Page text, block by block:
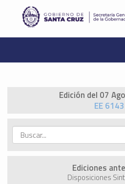
Edición del 07
EE 6143
Ediciones
Disposiciones